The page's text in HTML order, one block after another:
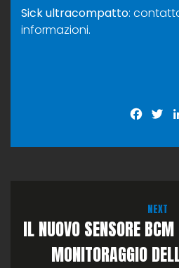
Sick ultracompatto:
informazioni.
NEXT
IL NUOVO SENSORE
MONITORAGGIO